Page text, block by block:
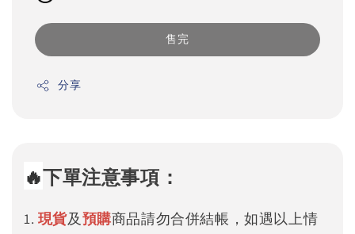
售完
分享
🔥下單注意事項：
1. 現貨及預購商品請勿合併結帳，如遇以上情